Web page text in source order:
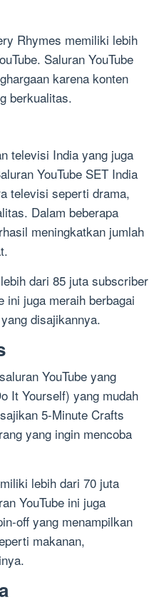
Rhymes memiliki lebih
Saluran YouTube
karena konten
berkualitas.
televisi India yang juga
YouTube SET India
televisi seperti drama,
Dalam beberapa
meningkatkan jumlah
dari 85 juta subscriber
ini juga meraih berbagai
disajikannya.
YouTube yang
It Yourself) yang mudah
5-Minute Crafts
yang ingin mencoba
lebih dari 70 juta
YouTube ini juga
off yang menampilkan
makanan,